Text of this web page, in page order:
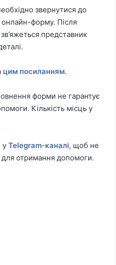
звернутися до
форму. Після
представник
цим посиланням.
форми не гарантує
Кількість місць у
у Telegram-каналі, щоб не
отримання допомоги.